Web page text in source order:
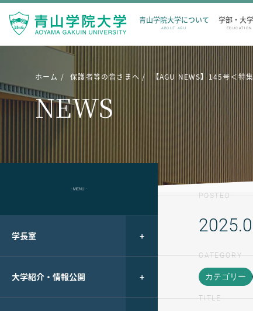
青山学院大学について
ABOUT AGU
学部・大
EDUCATION
ホーム 保護者等の皆さまへ 【AGU NEWS】145号＜
NEWS
- MENU -
学長室
大学紹介・情報公開
POSTED
CATEGORY
カテゴリー
TITLE